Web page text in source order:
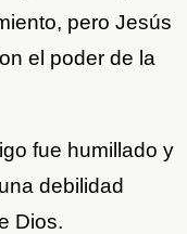
pero Jesús
el poder de la
fue humillado y
debilidad
Dios.